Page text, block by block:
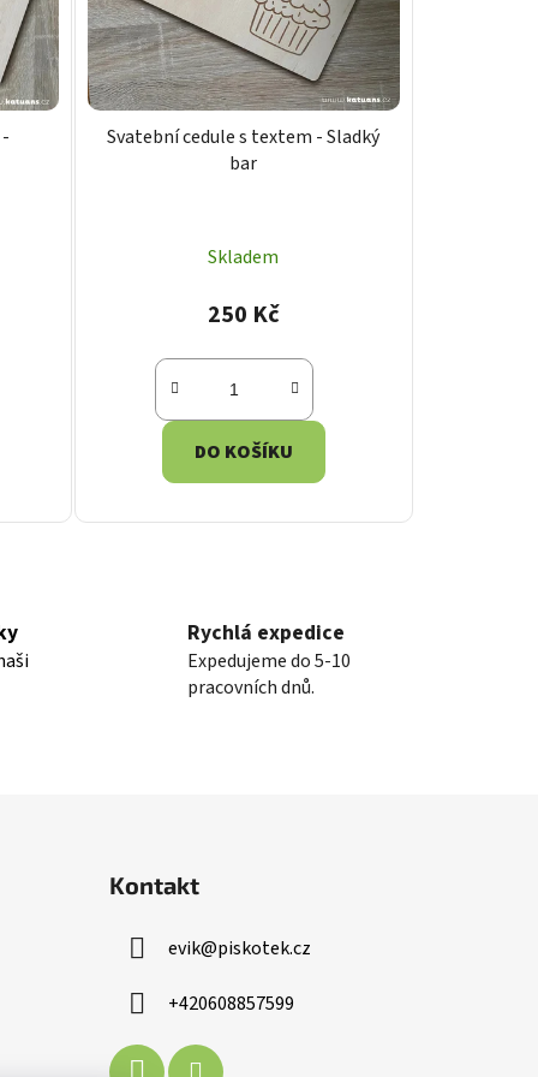
ů
Svatební cedule s textem - Sladký
bar
Skladem
250 Kč
DO KOŠÍKU
Rychlá expedice
Expedujeme do 5-10
pracovních dnů.
Kontakt
evik@piskotek.cz
+420608857599